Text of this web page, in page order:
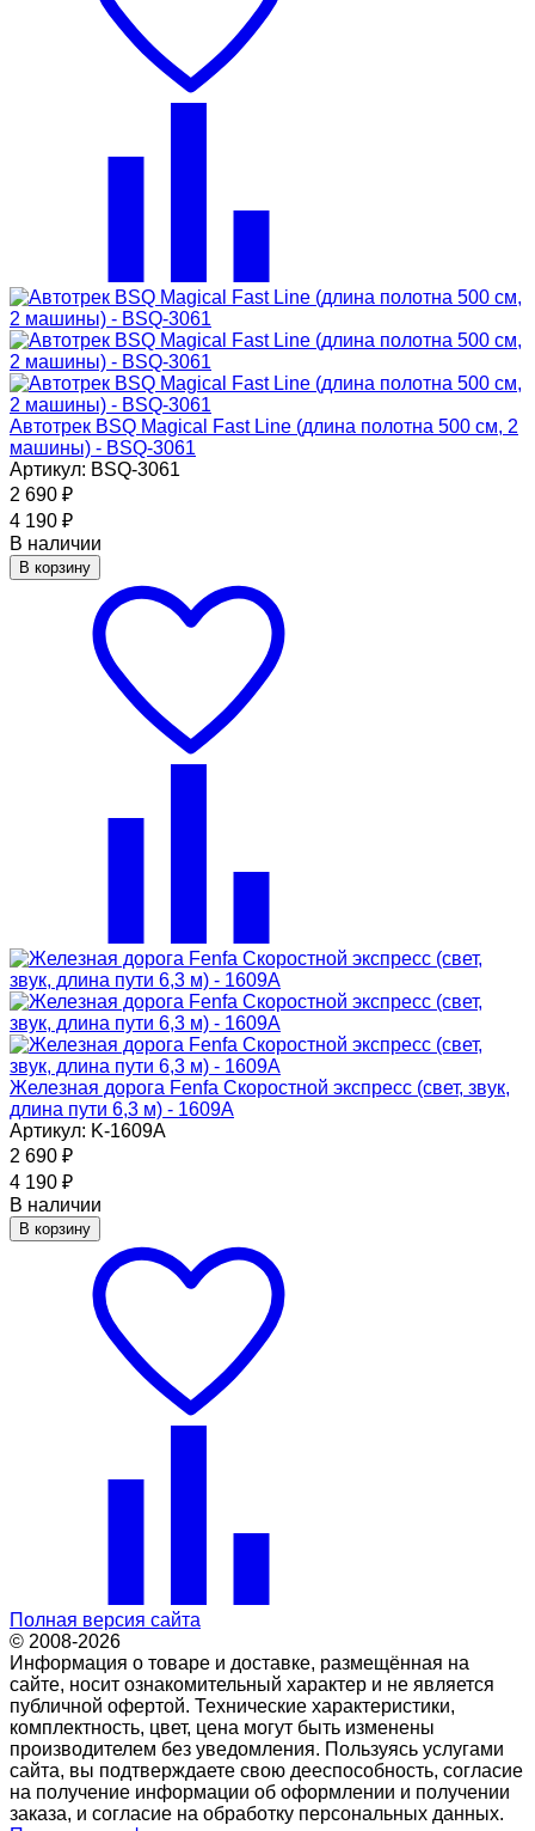
Автотрек BSQ Magical Fast Line (длина полотна 500 см, 2
машины) - BSQ-3061
Артикул: BSQ-3061
2 690 ₽
4 190 ₽
В наличии
В корзину
Железная дорога Fenfa Скоростной экспресс (свет, звук,
длина пути 6,3 м) - 1609A
Артикул: K-1609A
2 690 ₽
4 190 ₽
В наличии
В корзину
Полная версия сайта
© 2008-2026
Информация о товаре и доставке, размещённая на
сайте, носит ознакомительный характер и не является
публичной офертой. Технические характеристики,
комплектность, цвет, цена могут быть изменены
производителем без уведомления. Пользуясь услугами
сайта, вы подтверждаете свою дееспособность, согласие
на получение информации об оформлении и получении
заказа, и согласие на обработку персональных данных.